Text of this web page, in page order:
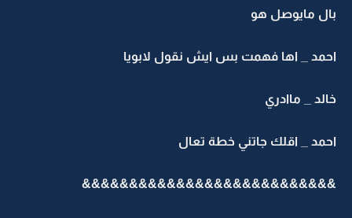
بال مايوصل هو
احمد _ اها فهمت بس ايش نقول لابويا
خالد _ ماادري
احمد _ اقلك جاتني خطة تعال
&&&&&&&&&&&&&&&&&&&&&&&&&&&